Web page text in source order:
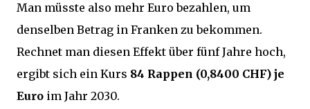
Man müsste also mehr Euro bezahlen, um
denselben Betrag in Franken zu bekommen.
Rechnet man diesen Effekt über fünf Jahre hoch,
ergibt sich ein Kurs 84 Rappen (0,8400 CHF) je
Euro im Jahr 2030.